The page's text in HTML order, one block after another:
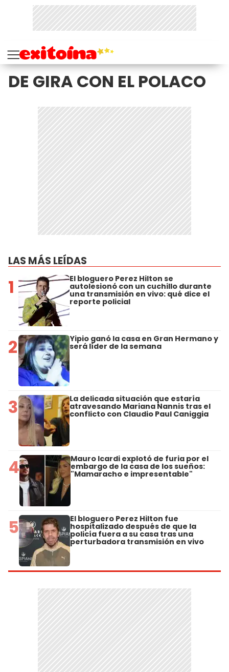
DE GIRA CON EL POLACO
LAS MÁS LEÍDAS
1 El bloguero Perez Hilton se
autolesionó con un cuchillo durante
una transmisión en vivo: qué dice el
reporte policial
2 Yipio ganó la casa en Gran Hermano y
será líder de la semana
3 La delicada situación que estaría
atravesando Mariana Nannis tras el
conflicto con Claudio Paul Caniggia
4 Mauro Icardi explotó de furia por el
embargo de la casa de los sueños:
"Mamaracho e impresentable"
5 El bloguero Perez Hilton fue
hospitalizado después de que la
policía fuera a su casa tras una
perturbadora transmisión en vivo